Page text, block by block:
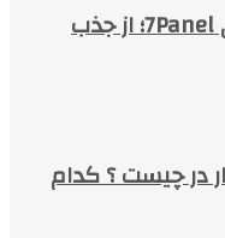
خدمات شبکه‌های اجتماعی 7Panel؛ از جذب
در چیست ؟ کدام